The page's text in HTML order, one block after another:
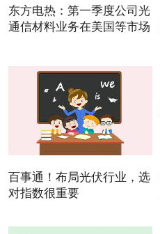
东方电热：第一季度公司光
通信材料业务在美国等市场
百事通！布局光伏行业，选
对指数很重要